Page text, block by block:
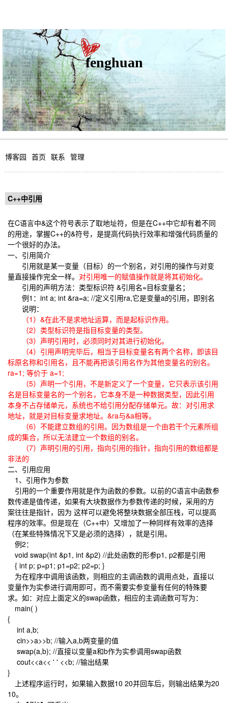
fenghuan
博客园 首页 联系 管理
C++中引用
在C语言中&这个符号表示了取地址符，但是在C++中它却有着不同
的用途，掌握C++的&符号，是提高代码执行效率和增强代码质量的
一个很好的办法。
一、引用简介
引用就是某一变量（目标）的一个别名，对引用的操作与对变
量直接操作完全一样。 对引用唯一的赋值操作就是将其初始化。
引用的声明方法：类型标识符 &引用名=目标变量名；
例1：int a; int &ra=a; //定义引用ra,它是变量a的引用，即别名
说明：
（1）&在此不是求地址运算，而是起标识作用。
（2）类型标识符是指目标变量的类型。
（3）声明引用时，必须同时对其进行初始化。
（4）引用声明完毕后，相当于目标变量名有两个名称，即该目
标原名称和引用名，且不能再把该引用名作为其他变量名的别名。
ra=1; 等价于 a=1;
（5）声明一个引用，不是新定义了一个变量，它只表示该引用
名是目标变量名的一个别名，它本身不是一种数据类型，因此引用
本身不占存储单元，系统也不给引用分配存储单元。故：对引用求
地址，就是对目标变量求地址。&ra与&a相等。
（6）不能建立数组的引用。因为数组是一个由若干个元素所组
成的集合，所以无法建立一个数组的别名。
（7）声明引用的引用，指向引用的指针，指向引用的数组都是
非法的
二、引用应用
1、引用作为参数
引用的一个重要作用就是作为函数的参数。以前的C语言中函数参
数传递是值传递，如果有大块数据作为参数传递的时候，采用的方
案往往是指针，因为 这样可以避免将整块数据全部压栈，可以提高
程序的效率。但是现在（C++中）又增加了一种同样有效率的选择
（在某些特殊情况下又是必须的选择），就是引用。
例2：
void swap(int &p1, int &p2) //此处函数的形参p1, p2都是引用
{ int p; p=p1; p1=p2; p2=p; }
为在程序中调用该函数，则相应的主调函数的调用点处，直接以
变量作为实参进行调用即可，而不需要实参变量有任何的特殊要
求。如：对应上面定义的swap函数，相应的主调函数可写为：
main( )
{
int a,b;
cin>>a>>b; //输入a,b两变量的值
swap(a,b); //直接以变量a和b作为实参调用swap函数
cout<<a<< ' ' <<b; //输出结果
}
上述程序运行时，如果输入数据10 20并回车后，则输出结果为20
10。